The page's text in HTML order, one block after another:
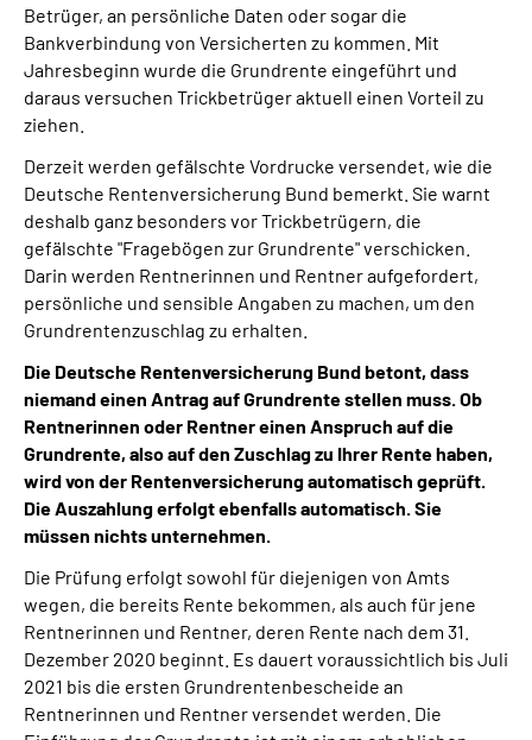
Language
Inhalte in Gebärdensprache (DGS)
Leichte Sprache
Mein Kundenportal
Betrüger, an persönliche Daten oder sogar die
Bankverbindung von Versicherten zu kommen. Mit
Jahresbeginn wurde die Grundrente eingeführt und
daraus versuchen Trickbetrüger aktuell einen Vorteil zu
ziehen.
Derzeit werden gefälschte Vordrucke versendet, wie die
Deutsche Rentenversicherung Bund bemerkt. Sie warnt
deshalb ganz besonders vor Trickbetrügern, die
gefälschte "Fragebögen zur Grundrente" verschicken.
Darin werden Rentnerinnen und Rentner aufgefordert,
persönliche und sensible Angaben zu machen, um den
Grundrentenzuschlag zu erhalten.
Die Deutsche Rentenversicherung Bund betont, dass
niemand einen Antrag auf Grundrente stellen muss. Ob
Rentnerinnen oder Rentner einen Anspruch auf die
Grundrente, also auf den Zuschlag zu Ihrer Rente haben,
wird von der Rentenversicherung automatisch geprüft.
Die Auszahlung erfolgt ebenfalls automatisch. Sie
müssen nichts unternehmen.
Die Prüfung erfolgt sowohl für diejenigen von Amts
wegen, die bereits Rente bekommen, als auch für jene
Rentnerinnen und Rentner, deren Rente nach dem 31.
Dezember 2020 beginnt. Es dauert voraussichtlich bis Juli
2021 bis die ersten Grundrentenbescheide an
Rentnerinnen und Rentner versendet werden. Die